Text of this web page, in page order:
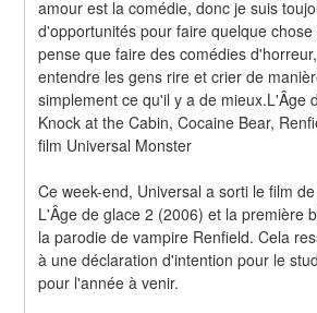
amour est la comédie, donc je suis
d'opportunités pour faire quelque
pense que faire des comédies
entendre les gens rire et crier de
simplement ce qu'il y a de mieux.L'Âge
Knock at the Cabin, Cocaine Bear,
film Universal Monster
Ce week-end, Universal a sorti le film
L'Âge de glace 2 (2006) et la première
la parodie de vampire Renfield. Cela
à une déclaration d'intention pour le
pour l'année à venir.